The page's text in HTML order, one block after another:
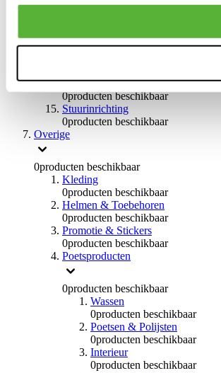
Remvloeistoffen
0producten beschikbaar
Braces
0producten beschikbaar
Stuurinrichting
0producten beschikbaar
Overige
0producten beschikbaar
Kleding
0producten beschikbaar
Helmen & Toebehoren
0producten beschikbaar
Promotie & Stickers
0producten beschikbaar
Poetsproducten
0producten beschikbaar
Wassen
0producten beschikbaar
Poetsen & Polijsten
0producten beschikbaar
Interieur
0producten beschikbaar